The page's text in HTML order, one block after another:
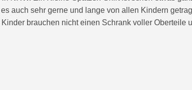
auch sehr gerne und lange von allen Kindern
brauchen nicht einen Schrank voller Oberteile